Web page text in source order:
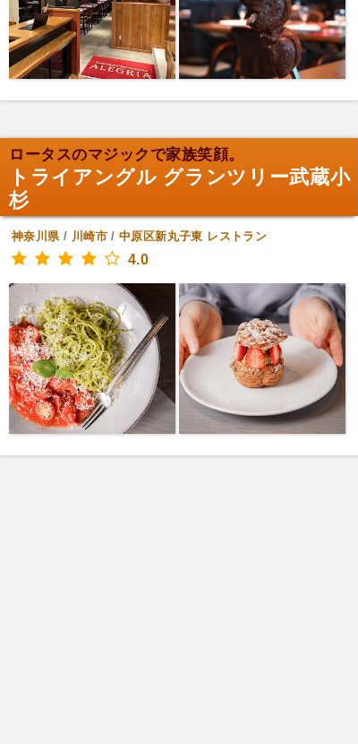
ロータスのマジックで家族笑顔。
トライアングル グランツリー武蔵小
杉
神奈川県/ 川崎市/中原区新丸子東 レストラン
4.0